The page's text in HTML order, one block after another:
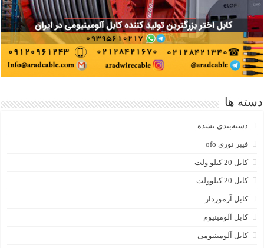
دسته ها
دسته‌بندی نشده
فیبر نوری ofo
کابل 20 کیلو ولت
کابل 20 کیلوولت
کابل آرموردار
کابل آلومینیوم
کابل آلومینیومی